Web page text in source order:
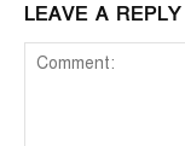
LEAVE A REPLY